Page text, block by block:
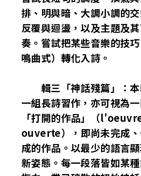
排、明與暗、大調小調的
反覆與迴盪，以及主題及
奏。嘗試把某些音樂的技
鳴曲式）轉化入詩。
輯三「神話殘篇」：本
一組長詩習作，亦可視為
「打開的作品」（
ouverte），即尚未完成
成的作品。以最少的語言
新姿態。每一段落皆如某種